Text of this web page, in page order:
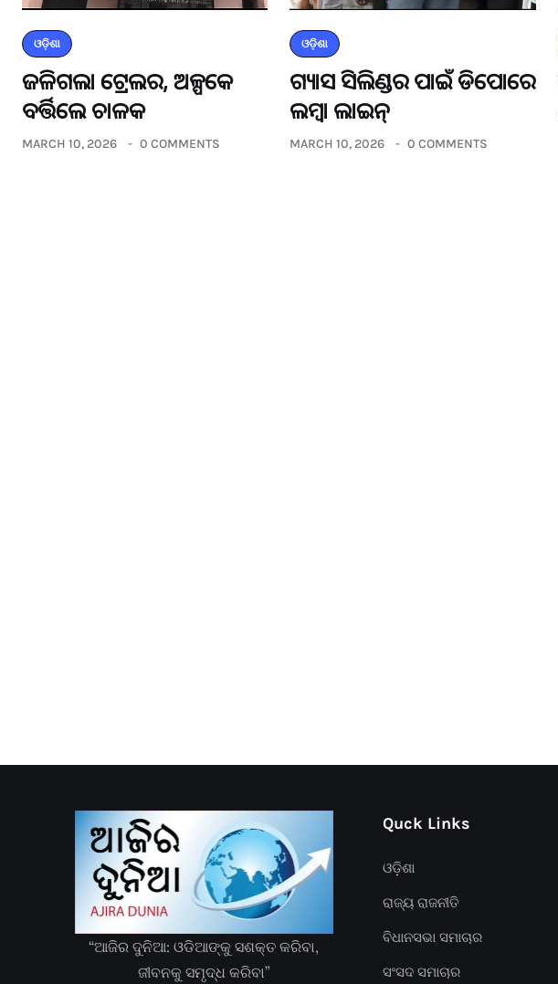
ଓଡ଼ିଶା
ଜଳିଗଲା ଟ୍ରେଲର, ଅଳ୍ପକେ
ବର୍ତ୍ତିଲେ ଚାଳକ
MARCH 10, 2026 0 COMMENTS
ଓଡ଼ିଶା
ଗ୍ୟାସ ସିଲିଣ୍ଡର ପାଇଁ ଡିପୋରେ
ଲମ୍ବା ଲାଇନ୍
MARCH 10, 2026 0 COMMENTS
“ଆଜିର ଦୁନିଆ: ଓଡିଆଙ୍କୁ ସଶକ୍ତ କରିବା,
ଜୀବନକୁ ସମୃଦ୍ଧ କରିବା”
Quck Links
ଓଡ଼ିଶା
ରାଜ୍ୟ ରାଜନୀତି
ବିଧାନସଭା ସମାଚାର
ସଂସଦ ସମାଚାର